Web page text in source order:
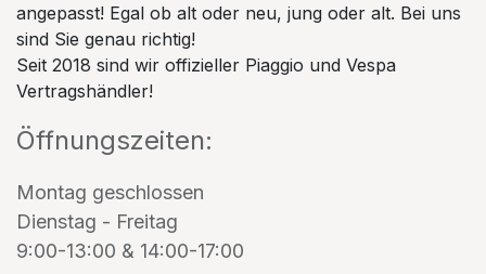
angepasst! Egal ob alt oder neu, jung oder alt. Bei uns
sind Sie genau richtig!
Seit 2018 sind wir offizieller Piaggio und Vespa
Vertragshändler!
Öffnungszeiten:
Montag geschlossen
Dienstag - Freitag
9:00-13:00 & 14:00-17:00